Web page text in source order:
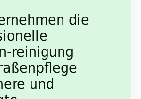
die
reinigung
und